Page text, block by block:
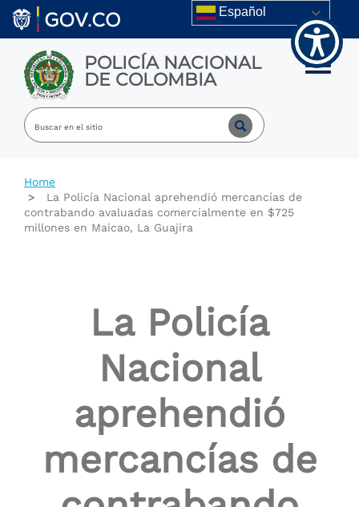
Welcome
All
Accessibility
screen
reader.
Accessibility
screen
Skip to main content Español
POLICÍA NACIONAL
DE COLOMBIA Toggle
Home
La Policía Nacional aprehendió mercancías de
contrabando avaluadas comercialmente en $725
millones en Maicao, La Guajira
La Policía
Nacional
aprehendió
mercancías de